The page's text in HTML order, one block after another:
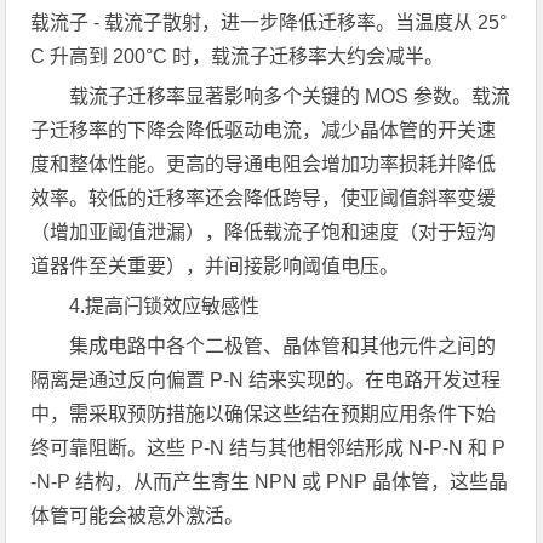
载流子 - 载流子散射，进一步降低迁移率。当温度从 25°
C 升高到 200°C 时，载流子迁移率大约会减半。
载流子迁移率显著影响多个关键的 MOS 参数。载流
子迁移率的下降会降低驱动电流，减少晶体管的开关速
度和整体性能。更高的导通电阻会增加功率损耗并降低
效率。较低的迁移率还会降低跨导，使亚阈值斜率变缓
（增加亚阈值泄漏），降低载流子饱和速度（对于短沟
道器件至关重要），并间接影响阈值电压。
4.提高闩锁效应敏感性
集成电路中各个二极管、晶体管和其他元件之间的
隔离是通过反向偏置 P-N 结来实现的。在电路开发过程
中，需采取预防措施以确保这些结在预期应用条件下始
终可靠阻断。这些 P-N 结与其他相邻结形成 N-P-N 和 P
-N-P 结构，从而产生寄生 NPN 或 PNP 晶体管，这些晶
体管可能会被意外激活。